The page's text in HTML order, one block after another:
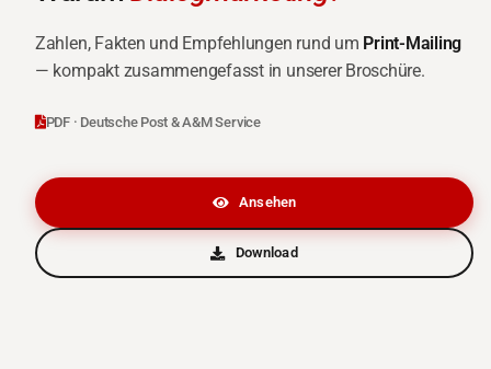
Zahlen, Fakten und Empfehlungen rund um Print-Mailing
— kompakt zusammengefasst in unserer Broschüre.
PDF · Deutsche Post & A&M Service
Ansehen
Download